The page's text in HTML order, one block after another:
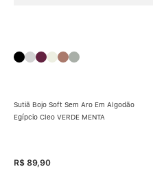
Sutiã Bojo Soft Sem Aro Em Algodão
Egípcio Cleo VERDE MENTA
R$ 89,90